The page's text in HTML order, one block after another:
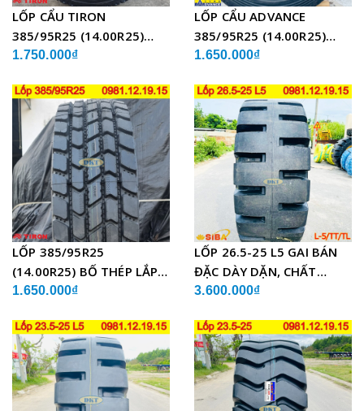
LỐP CẨU TIRON
385/95R25 (14.00R25)
TCH21 BỐ THÉP
1.750.000₫
LỐP CẨU ADVANCE
385/95R25 (14.00R25)
GLB05 BỐ THÉP
1.650.000₫
LỐP 385/95R25
(14.00R25) BỐ THÉP LẮP
XE CẨU
1.650.000₫
LỐP 26.5-25 L5 GAI BÁN
ĐẶC DÀY DẶN, CHẤT
LƯỢNG
3.600.000₫